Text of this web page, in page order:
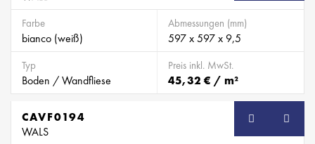
Farbe
bianco (weiß)
Abmessungen (mm)
597 x 597 x 9,5
Typ
Boden / Wandfliese
Preis inkl. MwSt.
45,32 € / m²
SB
CAVF0194
WALS